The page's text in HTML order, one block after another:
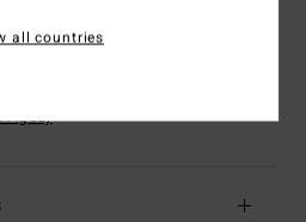
29% caoutchouc, Semelle
Agec)
all countries